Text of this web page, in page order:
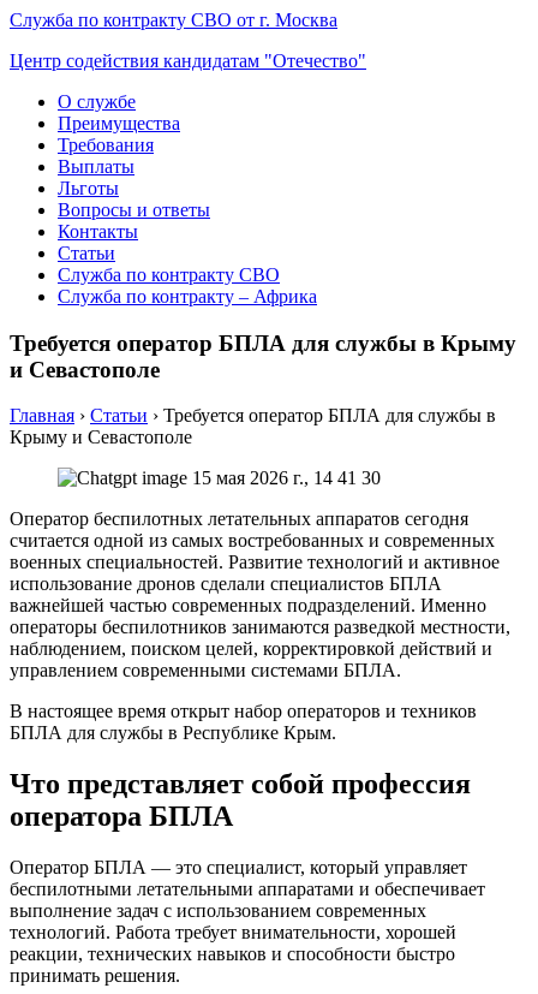
Служба по контракту СВО от г. Москва
Центр содействия кандидатам "Отечество"
О службе
Преимущества
Требования
Выплаты
Льготы
Вопросы и ответы
Контакты
Статьи
Служба по контракту СВО
Служба по контракту – Африка
Требуется оператор БПЛА для службы в Крыму
и Севастополе
Главная › Статьи › Требуется оператор БПЛА для службы в
Крыму и Севастополе
Оператор беспилотных летательных аппаратов сегодня
считается одной из самых востребованных и современных
военных специальностей. Развитие технологий и активное
использование дронов сделали специалистов БПЛА
важнейшей частью современных подразделений. Именно
операторы беспилотников занимаются разведкой местности,
наблюдением, поиском целей, корректировкой действий и
управлением современными системами БПЛА.
В настоящее время открыт набор операторов и техников
БПЛА для службы в Республике Крым.
Что представляет собой профессия
оператора БПЛА
Оператор БПЛА — это специалист, который управляет
беспилотными летательными аппаратами и обеспечивает
выполнение задач с использованием современных
технологий. Работа требует внимательности, хорошей
реакции, технических навыков и способности быстро
принимать решения.